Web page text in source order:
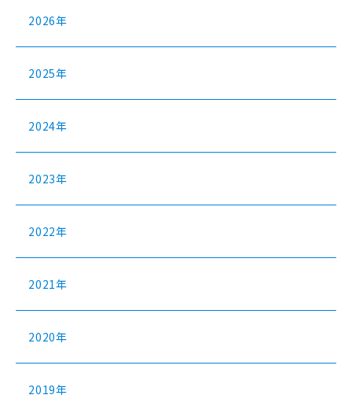
2026年
2025年
2024年
2023年
2022年
2021年
2020年
2019年